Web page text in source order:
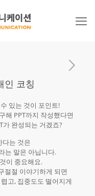
인 코칭
있는 것이 포인트!
해 PPT까지 작성했다면
가 완성되는 거겠죠?
다는 것은
는 말은 아닙니다.
이 중요해요.
절절 이야기하게 되면
고, 집중도도 떨어지게